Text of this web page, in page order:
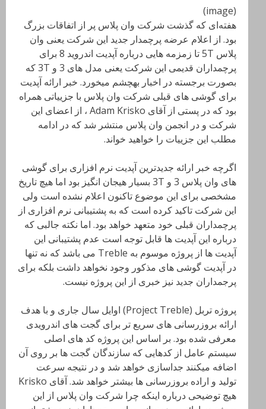
(image)
هفته‌ای که گذشت شرکت وان پلاس پر از اتفاقات بزرگ
بود. از اعلام عرضه پرچمدار جدید این شرکت یعنی وان
پلاس 5T تا زمزمه هایی درباره آپدیت اندروید 8 برای
پرچمداران قدیمی این شرکت یعنی مدل های 3 و 3T که
بصورت برجسته در اخبار بهچشم میخورد. خبر ارائه آپدیت
برای گوشی های قبلی شرکت وان پلاس با جزییاتی همراه
بود که در پستی از آقای Adam Krisko ، از اعضای این
شرکت و در انجمن وان پلاس منتشر شد که در ادامه
مطلب این جزییات را خواهید خواند.
اگرچه خبر ارائه جدیدترین آپدیت نرم افزاری برای گوشی
های وان پلاس 3 و 3T بسیار هیجان انگیز بود اما هیچ تاریخ
مشخصی برای این موضوع تاکنون اعلام نشده است ولی
این شرکت تاکید کرده است که به پشتیبانی نرم افزاری از
پرچمداران قبلی خود متعهد خواهد بود. اما نکته جالبی که
درباره این آپدیت ها قابل توجه است عدم پشتیبانی این
آپدیت ها از پروژه موسوم به Treble می باشد که نه تنها
در آپدیت گوشی های مذکور وجود نخواهد داشت بلکه برای
پرجمداران جدید نیز خبری از این پروژه نیست.
پروژه تربل (Project Treble) اوایل سال جاری و با هدف
ارائه بروزرسانی های سریع تر برای گجت های اندرویدی
معرفی شده بود. بر اساس این پروژه کد های اصلی
سیستم عامل از کدهایی که سازندگان گجت ها بر روی آن
اضافه میکنند جداسازی خواهد شد و در نتیجه سرعت
تولید و اراده بروزرسانی ها بیشتر خواهد شد. آقای Krisko
هیچ توضیحی درباره اینکه چرا شرکت وان پلاس از این